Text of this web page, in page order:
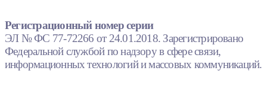
Регистрационный номер серии
ЭЛ № ФС 77-72266 от 24.01.2018. Зарегистрировано
Федеральной службой по надзору в сфере связи,
информационных технологий и массовых коммуникаций.